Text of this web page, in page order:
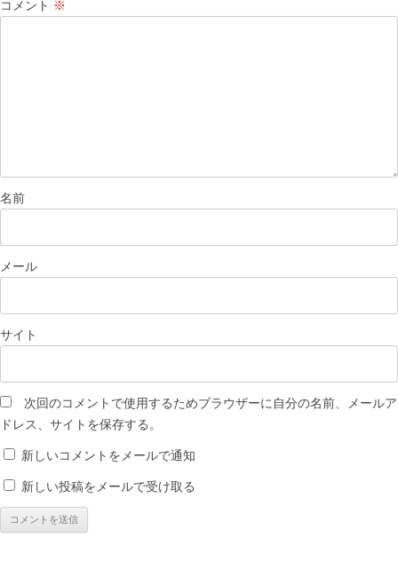
コメント ※
名前
メール
サイト
次回のコメントで使用するためブラウザーに自分の名前、メールア
ドレス、サイトを保存する。
新しいコメントをメールで通知
新しい投稿をメールで受け取る